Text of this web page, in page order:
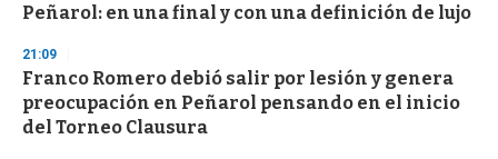
Peñarol: en una final y con una definición de lujo
21:09
Franco Romero debió salir por lesión y genera
preocupación en Peñarol pensando en el inicio
del Torneo Clausura